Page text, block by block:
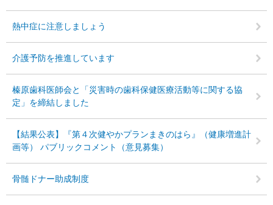
熱中症に注意しましょう
介護予防を推進しています
榛原歯科医師会と「災害時の歯科保健医療活動等に関する協
定」を締結しました
【結果公表】『第４次健やかプランまきのはら』（健康増進計
画等） パブリックコメント（意見募集）
骨髄ドナー助成制度